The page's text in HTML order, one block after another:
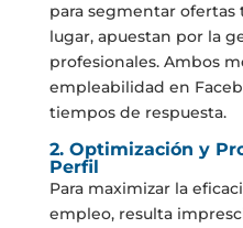
para segmentar ofertas
lugar, apuestan por la
profesionales. Ambos
empleabilidad en
tiempos de respuesta.
2. Optimización y
Perfil
Para maximizar la
empleo, resulta